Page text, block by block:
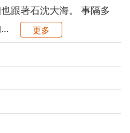
跟著石沈大海。 事隔多
更多